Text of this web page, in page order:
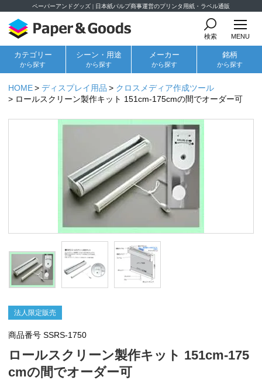
ペーパーアンドグッズ | 日本紙パルプ商事運営のプリンタ用紙・ラベル通販
検索 MENU
カテゴリー
から探す
シーン・用途
から探す
メーカー
から探す
銘柄
から探す
HOME ディスプレイ用品
クロスメディア作成ツール
ロールスクリーン製作キット 151cm-175cmの間でオーダー可
法人限定販売
商品番号 SSRS-1750
ロールスクリーン製作キット 151cm-175
cmの間でオーダー可